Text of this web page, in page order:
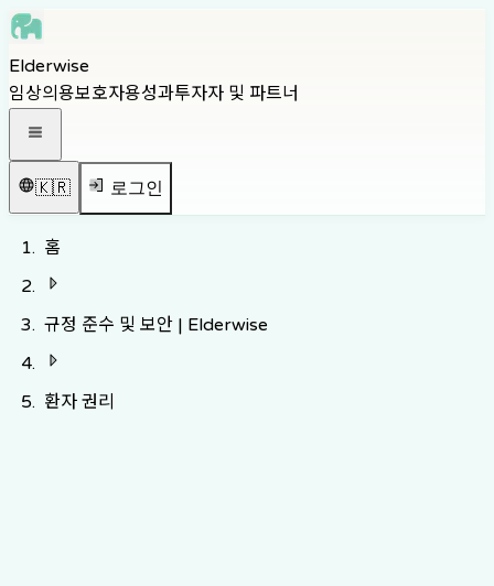
Skip to navigation
Skip to footer
Elderwise
임상의용보호자용성과투자자 및 파트너
🇰🇷 로그인
홈
규정 준수 및 보안 | Elderwise
환자 권리